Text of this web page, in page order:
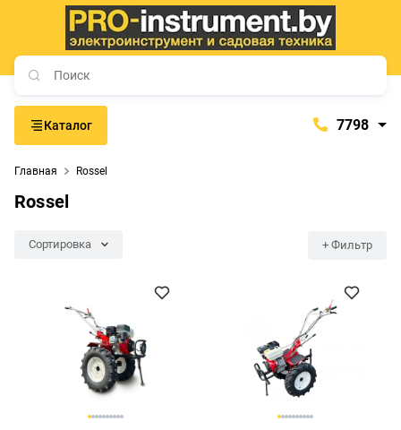
Каталог 7798
с 9:00 до 20:00
Главная Rossel
Rossel
Сортировка + Фильтр